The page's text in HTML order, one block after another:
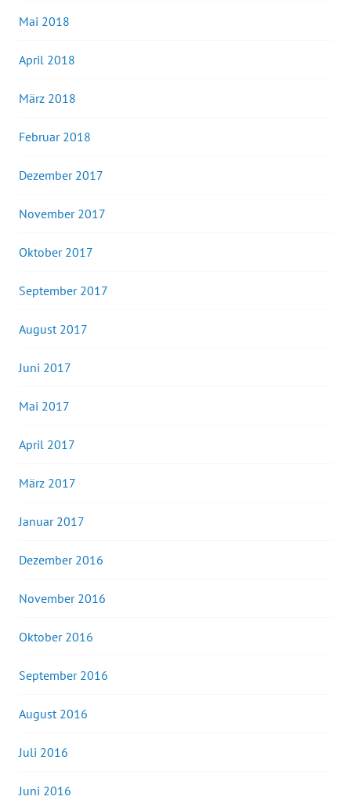
Mai 2018
April 2018
März 2018
Februar 2018
Dezember 2017
November 2017
Oktober 2017
September 2017
August 2017
Juni 2017
Mai 2017
April 2017
März 2017
Januar 2017
Dezember 2016
November 2016
Oktober 2016
September 2016
August 2016
Juli 2016
Juni 2016